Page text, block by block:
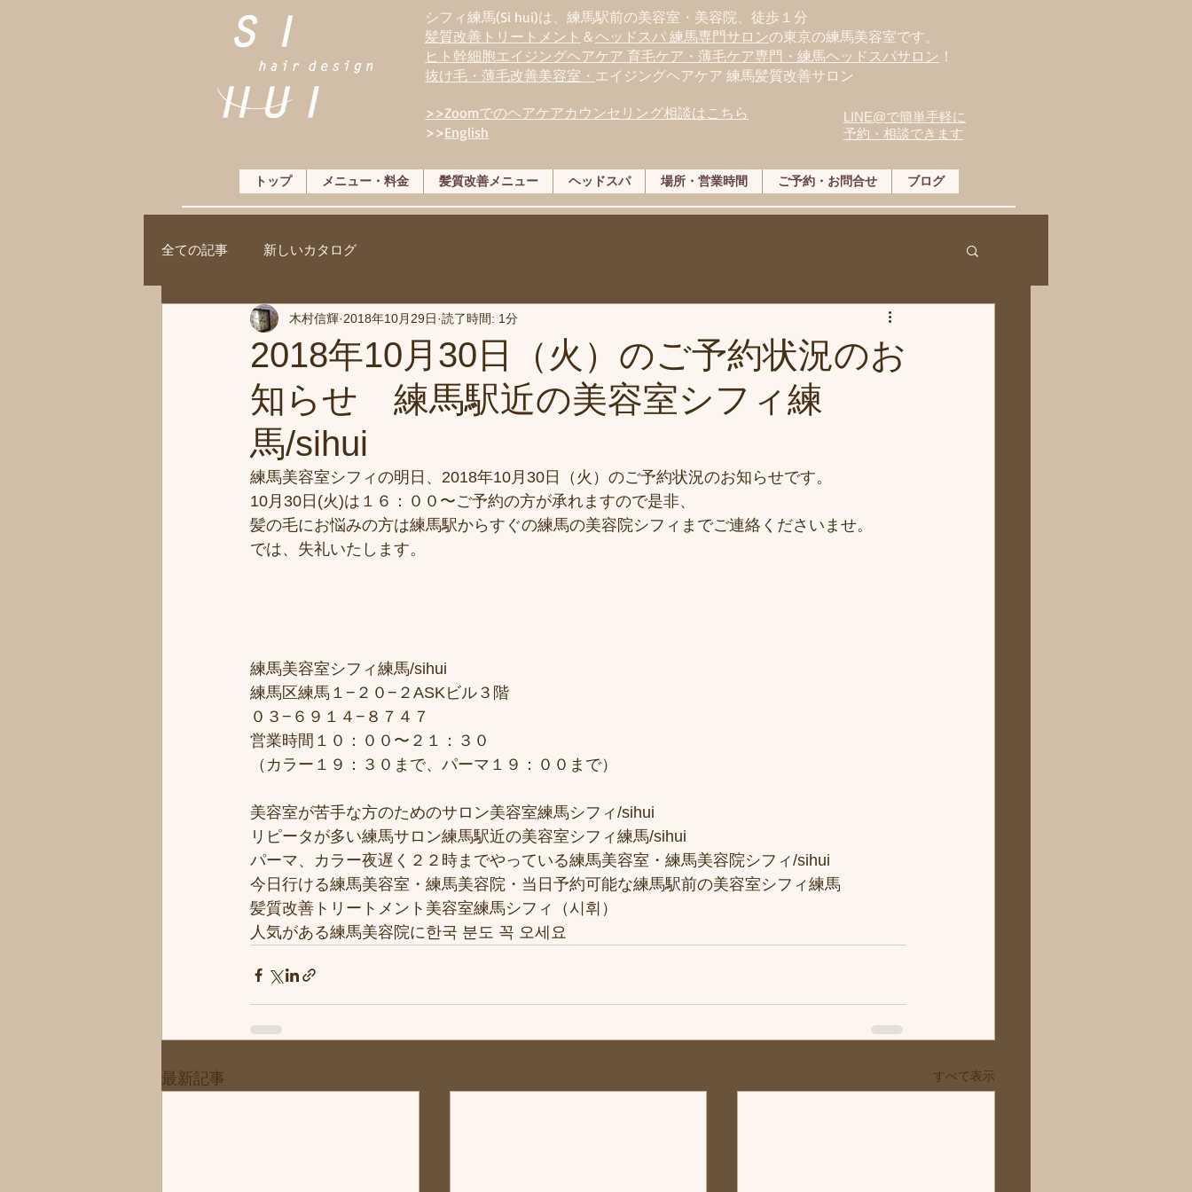
シフィ練馬(Si hui)は、 練馬駅前の美容室・美容院、徒歩１分
髪質改善トリートメント ＆ヘッドスパ 練馬専門サロンの東京の練馬美容室です。
ヒト幹細胞エイジングヘアケア 育毛ケア・薄毛ケア専門・練馬ヘッドスパサロン ！
抜け毛・薄毛改善美容室・ エイジングヘアケア 練馬髪質改善サロン
>>Zoomでのヘアケアカウンセリング相談はこちら
>>English
LINE@で簡単手軽に
予約・相談できます
トップ メニュー・料金 髪質改善メニュー ヘッドスパ 場所・営業時間 ご予約・お問合せ ブログ
全ての記事 新しいカタログ
2018年10月30日（火）のご予約状況のお
知らせ 練馬駅近の美容室シフィ練
馬/sihui
木村信輝 2018年10月29日 読了時間: 1分
練馬美容室シフィの明日、2018年10月30日（火）のご予約状況のお知らせです。
10月30日(火)は１６：００〜ご予約の方が承れますので是非、
髪の毛にお悩みの方は練馬駅からすぐの練馬の美容院シフィまでご連絡くださいませ。
では、失礼いたします。
練馬美容室シフィ練馬/sihui
練馬区練馬１−２０−２ASKビル３階
０３−６９１４−８７４７
営業時間１０：００〜２１：３０
（カラー１９：３０まで、パーマ１９：００まで）
美容室が苦手な方のためのサロン美容室練馬シフィ/sihui
リピータが多い練馬サロン練馬駅近の美容室シフィ練馬/sihui
パーマ、カラー夜遅く２２時までやっている練馬美容室・練馬美容院シフィ/sihui
今日行ける練馬美容室・練馬美容院・当日予約可能な練馬駅前の美容室シフィ練馬
髪質改善トリートメント美容室練馬シフィ（시휘）
人気がある練馬美容院に한국 분도 꼭 오세요
最新記事 すべて表示